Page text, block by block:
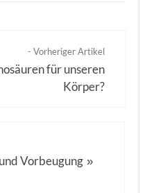
- Vorheriger Artikel
für unseren
Körper?
Vorbeugung »